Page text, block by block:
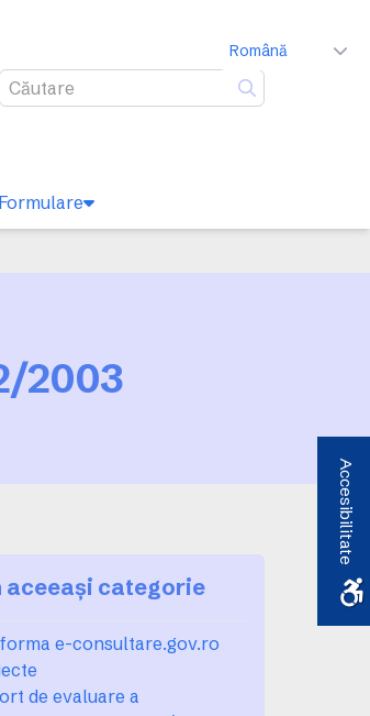
Caută
Română
Formulare
2003
aceeași categorie
e-consultare.gov.ro
de evaluare a
Accesibilitate